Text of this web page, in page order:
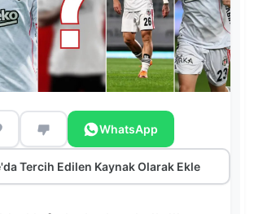
WhatsApp
Tercih Edilen Kaynak Olarak Ekle